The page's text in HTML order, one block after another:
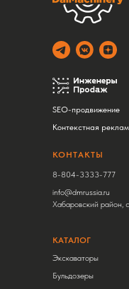
Экскаваторы
Бульдозеры
КАТАЛОГ
SEO-продвижение
Контекстная
8-804-3333-777
info@dmrussia.ru
Хабаровский район,
КОНТАКТЫ